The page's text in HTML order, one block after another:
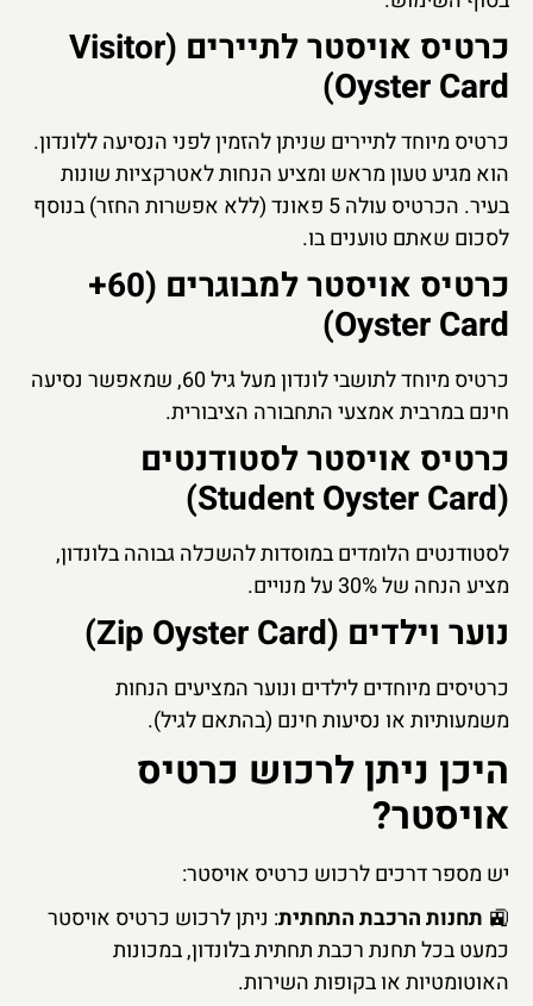
כרטיס אויסטר לתיירים (Visitor
Oyster Card)
כרטיס מיוחד לתיירים שניתן להזמין לפני הנסיעה ללונדון.
הוא מגיע טעון מראש ומציע הנחות לאטרקציות שונות
בעיר. הכרטיס עולה 5 פאונד (ללא אפשרות החזר) בנוסף
לסכום שאתם טוענים בו.
כרטיס אויסטר למבוגרים (60+
Oyster Card)
כרטיס מיוחד לתושבי לונדון מעל גיל 60, שמאפשר נסיעה
חינם במרבית אמצעי התחבורה הציבורית.
כרטיס אויסטר לסטודנטים
(Student Oyster Card)
לסטודנטים הלומדים במוסדות להשכלה גבוהה בלונדון,
מציע הנחה של 30% על מנויים.
נוער וילדים (Zip Oyster Card)
כרטיסים מיוחדים לילדים ונוער המציעים הנחות
משמעותיות או נסיעות חינם (בהתאם לגיל).
היכן ניתן לרכוש כרטיס
אויסטר?
יש מספר דרכים לרכוש כרטיס אויסטר:
🚉 תחנות הרכבת התחתית: ניתן לרכוש כרטיס אויסטר
כמעט בכל תחנת רכבת תחתית בלונדון, במכונות
האוטומטיות או בקופות השירות.